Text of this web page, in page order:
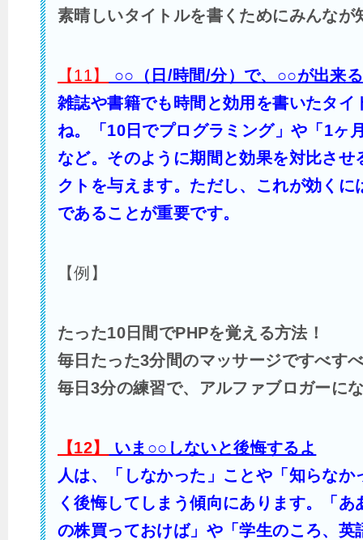
素晴しいタイトルを書くためにみんなが
【11】
○○（日/時間/分）で、○○が出来
雑誌や書籍でも時間と効用を書いたタイ
ね。「10日でプログラミング」や「1ヶ
など。そのように期間と効果を対比させ
クトを与えます。ただし、これが効くに
であることが重要です。
【例】
たった10日間でPHPを覚える方法！
毎日たった3分間のマッサージですべす
毎日3分の練習で、アルファブロガーに
【12】
いま○○しないと後悔するよ
人は、「しなかった」ことや「知らなか
く後悔してしまう傾向にあります。「あ
の株買っておけば」や「学生のころ、英